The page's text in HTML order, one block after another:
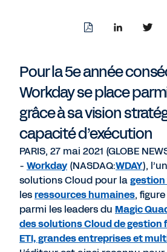
DownloadShare
Pour la 5e année
Workday se place
grâce à sa vision
capacité d’exécution
PARIS, 27 mai 2021 (GLOBE
- Workday(NASDAQ:WDAY),
solutions Cloud pour la
lesressources humaines,
parmi les leaders du Magic
des solutions Cloud de gestion
ETI, grandes entreprises et